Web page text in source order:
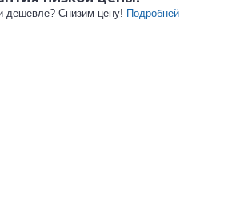
дешевле? Снизим цену! Подробней